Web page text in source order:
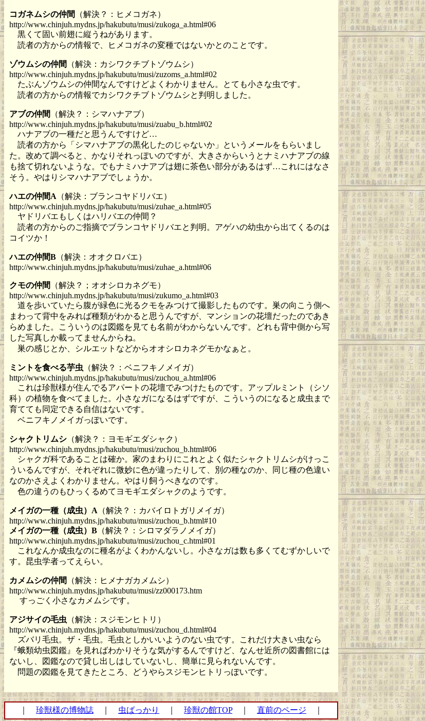
コガネムシの仲間
（解決？：ヒメコガネ）
http://www.chinjuh.mydns.jp/hakubutu/musi/zukoga_a.html#06
黒くて固い前翅に縦うねがあります。
読者の方からの情報で、ヒメコガネの変種ではないかとのことです。
ゾウムシの仲間
（解決：カシワクチブトゾウムシ）
http://www.chinjuh.mydns.jp/hakubutu/musi/zuzoms_a.html#02
たぶんゾウムシの仲間なんですけどよくわかりません。とても小さな虫です。
読者の方からの情報でカシワクチブトゾウムシと判明しました。
アブの仲間
（解決？：シマハナアブ）
http://www.chinjuh.mydns.jp/hakubutu/musi/zuabu_b.html#02
ハナアブの一種だと思うんですけど…
読者の方から「シマハナアブの黒化したのじゃないか」というメールをもらいまし
た。改めて調べると、かなりそれっぽいのですが、大きさからいうとナミハナアブの線
も捨て切れないような。でもナミハナアブは翅に茶色い部分があるはず…これにはなさ
そう。やはりシマハナアブでしょうか。
ハエの仲間A （解決：ブランコヤドリバエ）
http://www.chinjuh.mydns.jp/hakubutu/musi/zuhae_a.html#05
ヤドリバエもしくはハリバエの仲間？
読者の方からのご指摘でブランコヤドリバエと判明。アゲハの幼虫から出てくるのは
コイツか！
ハエの仲間B （解決：オオクロバエ）
http://www.chinjuh.mydns.jp/hakubutu/musi/zuhae_a.html#06
クモの仲間
（解決？；オオシロカネグモ）
http://www.chinjuh.mydns.jp/hakubutu/musi/zukumo_a.html#03
道を歩いていたら腹が緑色に光るクモをみつけて撮影したものです。巣の向こう側へ
まわって背中をみれば種類がわかると思うんですが、マンションの花壇だったのであき
らめました。こういうのは図鑑を見ても名前がわからないんです。どれも背中側から写
した写真しか載ってませんからね。
巣の感じとか、シルエットなどからオオシロカネグモかなぁと。
ミントを食べる芋虫 （解決？：ベニフキノメイガ）
http://www.chinjuh.mydns.jp/hakubutu/musi/zuchou_a.html#06
これは珍獣様が住んでるアパートの花壇でみつけたものです。アップルミント（シソ
科）の植物を食べてました。小さなガになるはずですが、こういうのになると成虫まで
育てても同定できる自信はないです。
ベニフキノメイガっぽいです。
シャクトリムシ （解決？：ヨモギエダシャク）
http://www.chinjuh.mydns.jp/hakubutu/musi/zuchou_b.html#06
シャクガ科であることは確か。家のまわりにこれとよく似たシャクトリムシがけっこ
ういるんですが、それぞれに微妙に色が違ったりして、別の種なのか、同じ種の色違い
なのかさえよくわかりません。やはり飼うべきなのです。
色の違うのもひっくるめてヨモギエダシャクのようです。
メイガの一種（成虫）A （解決？：カバイロトガリメイガ）
http://www.chinjuh.mydns.jp/hakubutu/musi/zuchou_b.html#10
メイガの一種（成虫）B （解決？：シロマダラノメイガ）
http://www.chinjuh.mydns.jp/hakubutu/musi/zuchou_c.html#01
これなんか成虫なのに種名がよくわかんないし。小さなガは数も多くてむずかしいで
す。昆虫学者ってえらい。
カメムシの仲間
（解決：ヒメナガカメムシ）
http://www.chinjuh.mydns.jp/hakubutu/musi/zz000173.htm
すっごく小さなカメムシです。
アジサイの毛虫 （解決：スジモンヒトリ）
http://www.chinjuh.mydns.jp/hakubutu/musi/zuchou_d.html#04
ズバリ毛虫。ザ・毛虫。毛虫としかいいようのない虫です。これだけ大きい虫なら
『蛾類幼虫図鑑』を見ればわかりそうな気がするんですけど、なんせ近所の図書館には
ないし、図鑑なので貸し出しはしていないし、簡単に見られないんです。
問題の図鑑を見てきたところ、どうやらスジモンヒトリっぽいです。
珍獣様の博物誌 虫ばっかり 珍獣の館TOP｜ 直前のページ